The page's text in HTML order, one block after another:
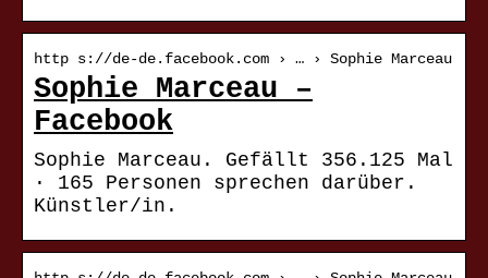
http s://de-de.facebook.com › … › Sophie Marceau
Sophie Marceau –
Facebook
Sophie Marceau. Gefällt 356.125 Mal
· 165 Personen sprechen darüber.
Künstler/in.